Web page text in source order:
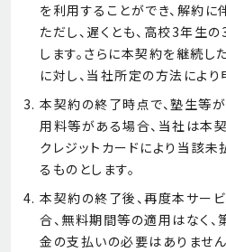
を利用することができ、解約に
ただし、遅くとも、高校3年生
します。さらに本契約を継続し
に対し、当社所定の方法により
本契約の終了時点で、塾生等
用料等がある場合、当社は本
クレジットカードにより当該
るものとします。
本契約の終了後、再度本サー
合、無料期間等の適用はなく
金の支払いの必要はありません